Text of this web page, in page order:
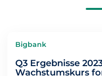
Bigbank
Q3 Ergebnisse
Wachstumskurs